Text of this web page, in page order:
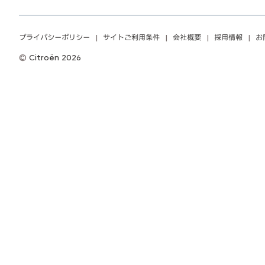
Citroën 2026
プライバシーポリシー サイトご利用条件 会社概要 採用情報 お